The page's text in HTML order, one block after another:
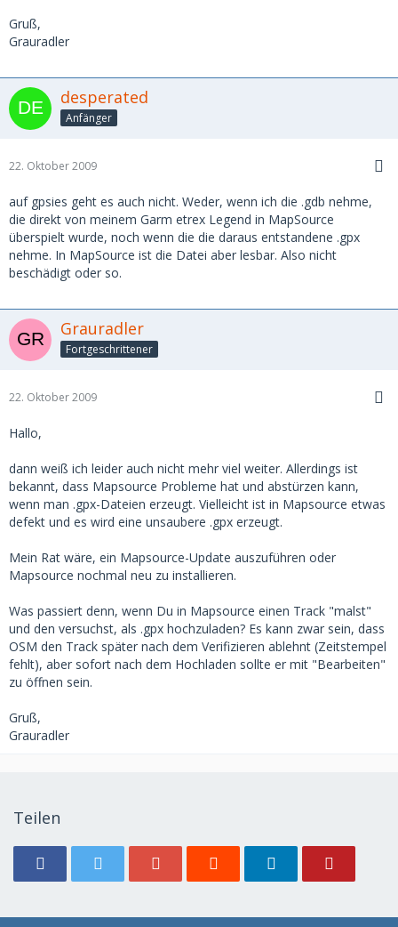
Gruß,
Grauradler
desperated
Anfänger
22. Oktober 2009
auf gpsies geht es auch nicht. Weder, wenn ich die .gdb nehme,
die direkt von meinem Garm etrex Legend in MapSource
überspielt wurde, noch wenn die die daraus entstandene .gpx
nehme. In MapSource ist die Datei aber lesbar. Also nicht
beschädigt oder so.
Grauradler
Fortgeschrittener
22. Oktober 2009
Hallo,
dann weiß ich leider auch nicht mehr viel weiter. Allerdings ist
bekannt, dass Mapsource Probleme hat und abstürzen kann,
wenn man .gpx-Dateien erzeugt. Vielleicht ist in Mapsource etwas
defekt und es wird eine unsaubere .gpx erzeugt.
Mein Rat wäre, ein Mapsource-Update auszuführen oder
Mapsource nochmal neu zu installieren.
Was passiert denn, wenn Du in Mapsource einen Track "malst"
und den versuchst, als .gpx hochzuladen? Es kann zwar sein, dass
OSM den Track später nach dem Verifizieren ablehnt (Zeitstempel
fehlt), aber sofort nach dem Hochladen sollte er mit "Bearbeiten"
zu öffnen sein.
Gruß,
Grauradler
Teilen